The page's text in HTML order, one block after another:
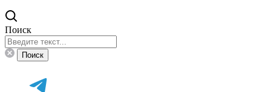
Поиск
Поиск